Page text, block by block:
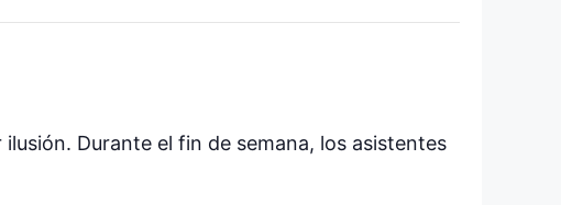
Durante el fin de semana, los asistentes